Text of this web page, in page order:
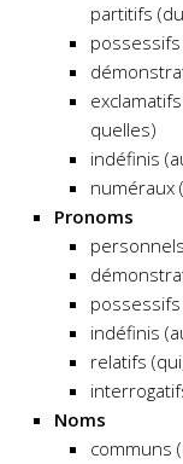
partitifs
possessifs
quelles)
indéfinis
numéraux
Pronoms
indéfinis
relatifs
Noms
communs